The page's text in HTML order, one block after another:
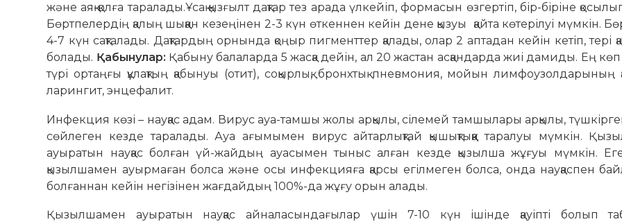
және аяқ-қолға таралады.Ұсақ қызғылт дақтар тез арада үлкейіп, формасын өзгертіп, бір-біріне
Бөртпелердің қалың шыққан кезеңінен 2-3 күн өткеннен кейін дене қызуы қайта көтерілуі мүмкін.
4-7 күн сақталады. Дақтардың орнында қоңыр пигменттер қалады, олар 2 аптадан кейін кетіп, тері
болады. Қабынулар: Қабыну балаларда 5 жасқа дейін, ал 20 жастан асқандарда жиі дамиды. Ең көп
түрі ортаңғы құлақтың қабынуы (отит), соқырлық, бронхтық пневмония, мойын лимфоузолдарының
ларингит, энцефалит.
Инфекция көзі – науқас адам. Вирус ауа-тамшы жолы арқылы, сілемей тамшылары арқылы,
сөйлеген кезде таралады. Ауа ағымымен вирус айтарлықтай қышықтықққа таралуы мүмкін.
ауыратын науқас болған үй-жайдың ауасымен тыныс алған кезде қызылша жұғуы мүмкін.
қызылшамен ауырмаған болса және осы инфекцияға қарсы егілмеген болса, онда науқаспен
болғаннан кейін негізінен жағдайдың 100%-да жұғу орын алады.
Қызылшамен ауыратын науқас айналасындағылар үшін 7-10 күн ішінде қауіпті болып